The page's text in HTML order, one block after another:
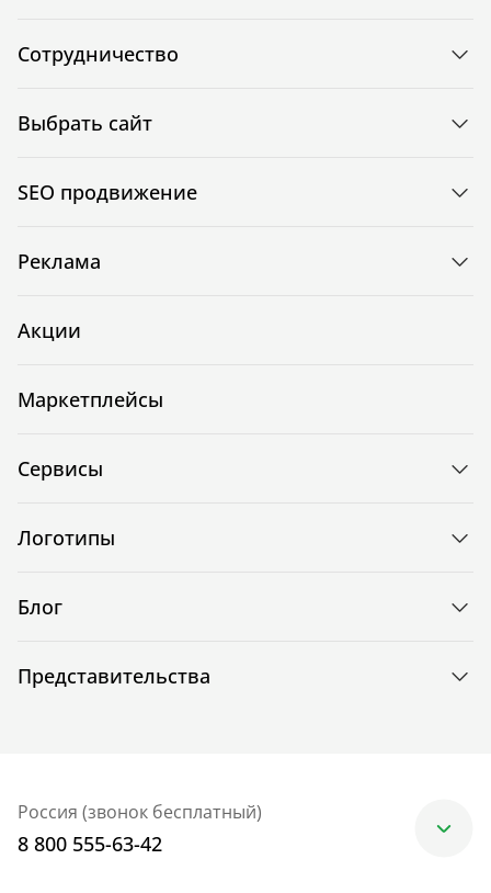
Сотрудничество
Выбрать сайт
SEO продвижение
Реклама
Акции
Маркетплейсы
Сервисы
Логотипы
Блог
Представительства
Россия (звонок бесплатный)
8 800 555-63-42